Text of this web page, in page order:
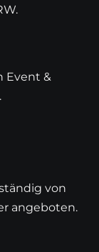
Event &
von
angeboten.